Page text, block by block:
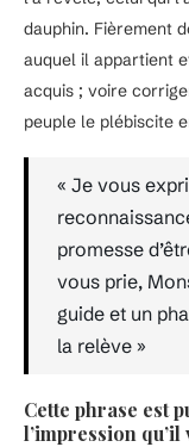
dauphin. Fièrement
auquel il appartient
acquis ; voire
peuple le plébiscite
« Je vous
promesse
vous prie,
guide et un
la relève »
Cette phrase est
l’impression